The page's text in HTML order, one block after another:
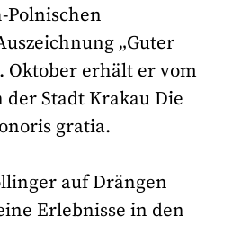
Polnischen
„Guter
Oktober erhält er vom
Stadt Krakau Die
gratia.
auf Drängen
Erlebnisse in den